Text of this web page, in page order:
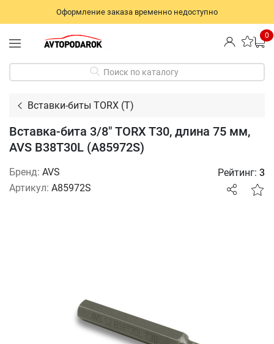
Оформление заказа временно недоступно
0
Поиск по каталогу
Вставки-биты TORX (T)
Вставка-бита 3/8" TORX T30, длина 75 мм,
AVS B38T30L (A85972S)
Бренд: AVS
Артикул: A85972S
Рейтинг: 3